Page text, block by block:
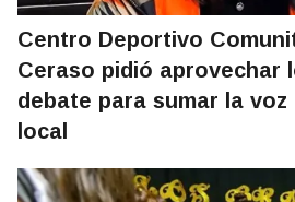
Centro Deportivo
Ceraso pidió aprovechar
debate para sumar la
local